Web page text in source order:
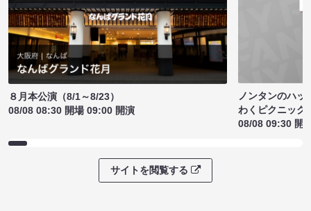
８月本公演（8/1～8/23）
08/08 08:30 開場 09:00 開演
ノンタンのハッ
わくピクニック
08/08 09:30 開
サイトを閲覧する